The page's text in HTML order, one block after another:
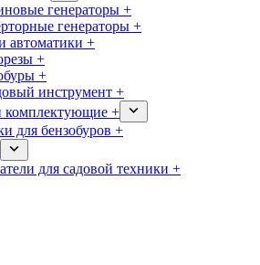
генераторы +
генераторы +
автоматики +
+
+
инструмент +
комплектующие +
для бензобуров +
для садовой техники +